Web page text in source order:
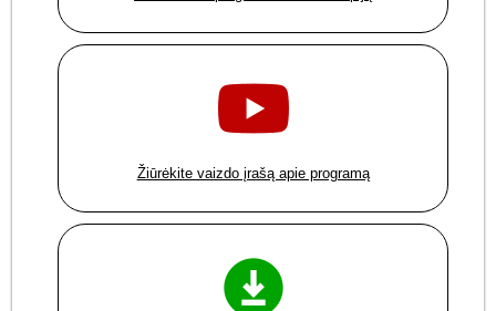
Žiūrėkite vaizdo įrašą apie programą